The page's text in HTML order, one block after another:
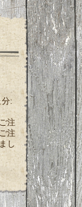
:
注
注
し